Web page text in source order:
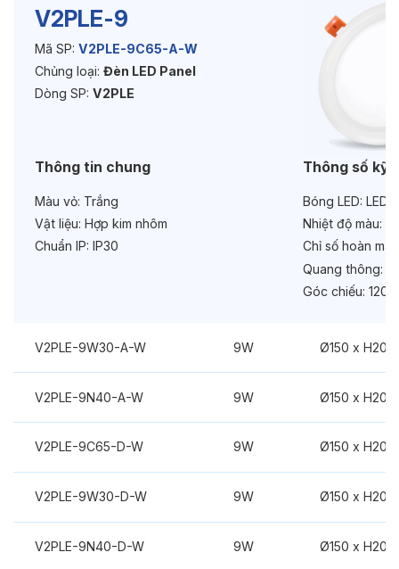
Tuổi thọ: >30000h
Bảo hành:2 năm
Chức năng: Dimmer Dali
V2PLE-9
Mã SP: V2PLE-9C65-A-W
Chủng loại: Đèn LED Panel
Dòng SP: V2PLE
Thông tin chung
Màu vỏ: Trắng
Vật liệu: Hợp kim nhôm
Chuẩn IP: IP30
Thông số kỹ
Bóng LED:
Nhiệt độ màu:
Chỉ số hoàn
Quang thông:
Góc chiếu: 120°
V2PLE-9W30-A-W 9W Ø150 x
V2PLE-9N40-A-W 9W Ø150 x
V2PLE-9C65-D-W 9W Ø150 x
V2PLE-9W30-D-W 9W Ø150 x
V2PLE-9N40-D-W 9W Ø150 x